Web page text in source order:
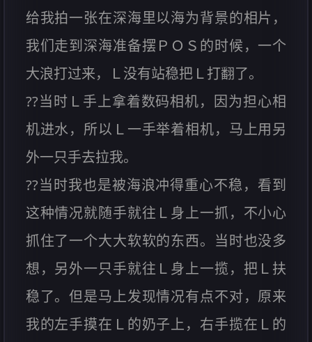
给我拍一张在深海里以海为背景的相片，
我们走到深海准备摆ＰＯＳ的时候，一个
大浪打过来，Ｌ没有站稳把Ｌ打翻了。
??当时Ｌ手上拿着数码相机，因为担心相
机进水，所以Ｌ一手举着相机，马上用另
外一只手去拉我。
??当时我也是被海浪冲得重心不稳，看到
这种情况就随手就往Ｌ身上一抓，不小心
抓住了一个大大软软的东西。当时也没多
想，另外一只手就往Ｌ身上一揽，把Ｌ扶
稳了。但是马上发现情况有点不对，原来
我的左手摸在Ｌ的奶子上，右手揽在Ｌ的